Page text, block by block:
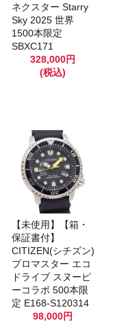
ネクスター Starry
Sky 2025 世界
1500本限定
SBXC171
328,000円
(税込)
【未使用】【箱・
保証書付】
CITIZEN(シチズン)
プロマスター エコ
ドライブ スヌーピ
ーコラボ 500本限
定 E168-S120314
98,000円